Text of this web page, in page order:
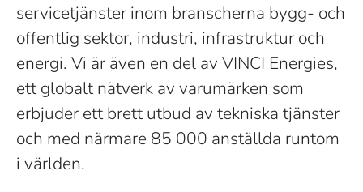
servicetjänster inom branscherna bygg- och
offentlig sektor, industri, infrastruktur och
energi. Vi är även en del av VINCI Energies,
ett globalt nätverk av varumärken som
erbjuder ett brett utbud av tekniska tjänster
och med närmare 85 000 anställda runtom
i världen.